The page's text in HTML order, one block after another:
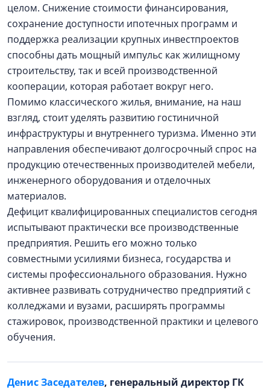
целом. Снижение стоимости финансирования,
сохранение доступности ипотечных программ и
поддержка реализации крупных инвестпроектов
способны дать мощный импульс как жилищному
строительству, так и всей производственной
кооперации, которая работает вокруг него.
Помимо классического жилья, внимание, на наш
взгляд, стоит уделять развитию гостиничной
инфраструктуры и внутреннего туризма. Именно эти
направления обеспечивают долгосрочный спрос на
продукцию отечественных производителей мебели,
инженерного оборудования и отделочных
материалов.
Дефицит квалифицированных специалистов сегодня
испытывают практически все производственные
предприятия. Решить его можно только
совместными усилиями бизнеса, государства и
системы профессионального образования. Нужно
активнее развивать сотрудничество предприятий с
колледжами и вузами, расширять программы
стажировок, производственной практики и целевого
обучения.
Денис Заседателев, генеральный директор ГК